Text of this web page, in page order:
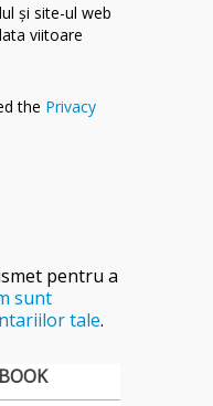
și site-ul web
viitoare
the Privacy
pentru a
sunt
tale.